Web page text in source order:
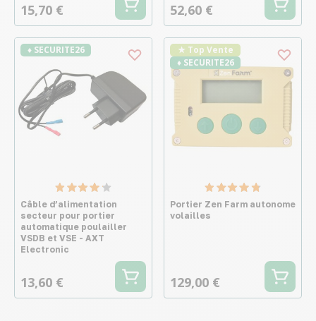
15,70 € 52,60 €
♦ SECURITE26
Câble d’alimentation
secteur pour portier
automatique poulailler
VSDB et VSE - AXT
Electronic
13,60 €
★ Top Vente
♦ SECURITE26
Portier Zen Farm autonome
volailles
129,00 €